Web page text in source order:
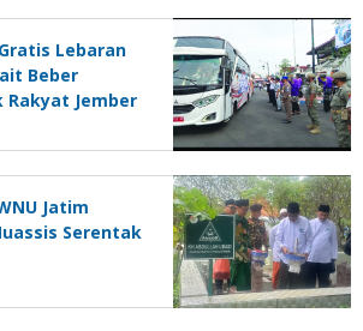
Lebaran
Beber
Jember
Jatim
Serentak